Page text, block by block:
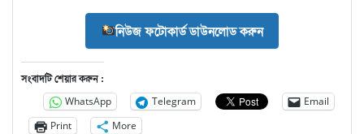
নিউজ ফটোকার্ড ডাউনলোড করুন
সংবাদটি শেয়ার করুন :
WhatsApp Telegram
Email
Print
More